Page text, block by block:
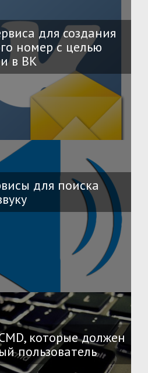
для создания
номер с целью
в ВК
для поиска
которые должен
пользователь